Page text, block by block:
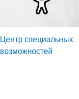
Центр специальных
возможностей